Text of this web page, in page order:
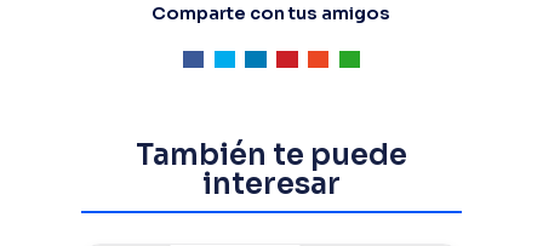
Comparte con tus amigos
También te puede
interesar